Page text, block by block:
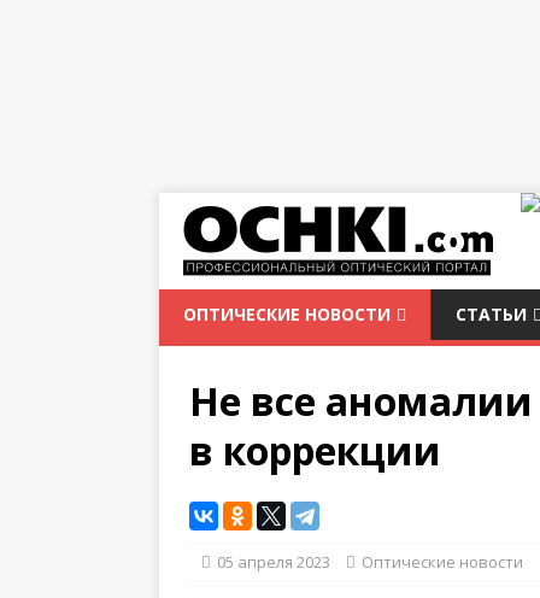
ОПТИЧЕСКИЕ НОВОСТИ СТАТЬИ
Не все
в коррекции
05 апреля 2023 Оптические новости